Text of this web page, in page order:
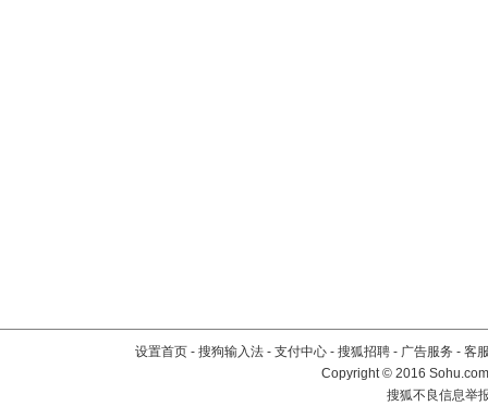
设置首页 - 搜狗输入法 - 支付中心 - 搜狐招聘 - 广告服务 - 客
Copyright©2016
搜狐不良信息举